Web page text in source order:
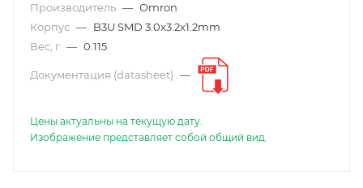
Производитель — Omron
Корпус — B3U SMD 3.0x3.2x1.2mm
Вес, г — 0.115
Документация (datasheet) —
Цены актуальны на текущую дату.
Изображение представляет собой общий вид.